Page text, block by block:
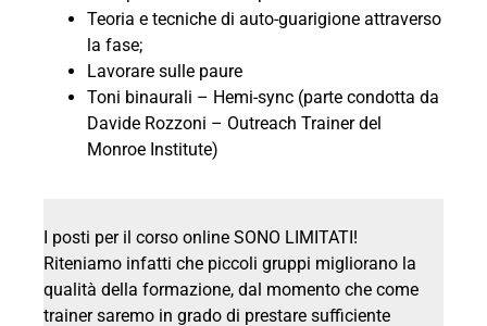
Teoria e tecniche di auto-guarigione attraverso
la fase;
Lavorare sulle paure
Toni binaurali – Hemi-sync (parte condotta da
Davide Rozzoni – Outreach Trainer del
Monroe Institute)
I posti per il corso online SONO LIMITATI!
Riteniamo infatti che piccoli gruppi migliorano la
qualità della formazione, dal momento che come
trainer saremo in grado di prestare sufficiente